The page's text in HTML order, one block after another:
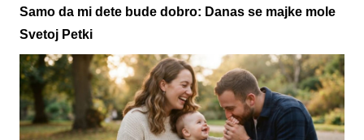
Samo da mi dete bude dobro: Danas se majke mole
Svetoj Petki